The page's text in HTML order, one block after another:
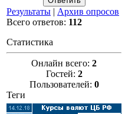
Результаты | Архив опросов
Всего ответов: 112
Статистика
Онлайн всего: 2
Гостей: 2
Пользователей: 0
Теги